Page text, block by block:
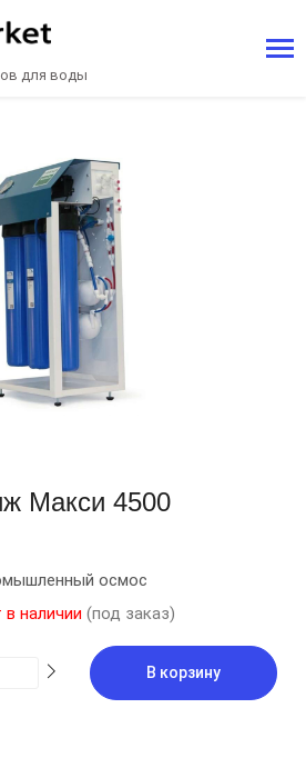
для воды
Макси 4500
осмос
в наличии (под заказ)
В корзину